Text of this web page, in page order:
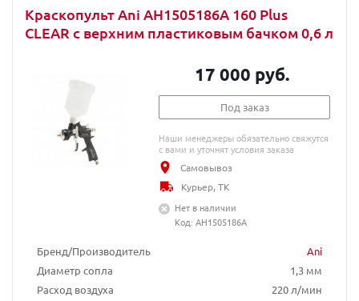
Краскопульт Ani AH1505186A 160 Plus
CLEAR с верхним пластиковым бачком 0,6 л
Бренд/Производитель
Ani
Диаметр сопла
1,3 мм
Расход воздуха
220 л/мин
17 000 руб.
Под заказ
Наши менеджеры обязательно свяжутся
с вами и уточнят условия заказа
Самовывоз
Курьер, ТК
Нет в наличии
Код: AH1505186A